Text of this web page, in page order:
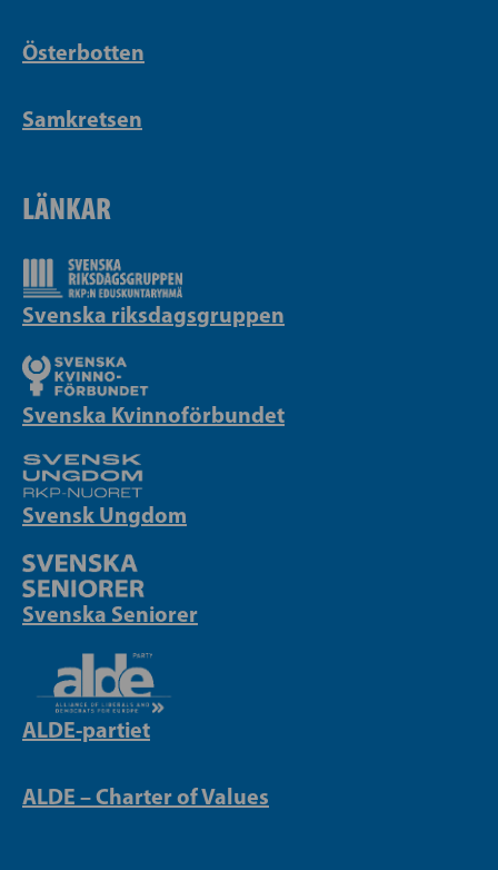
Österbotten
Samkretsen
LÄNKAR
Svenska riksdagsgruppen
Svenska Kvinnoförbundet
Svensk Ungdom
Svenska Seniorer
ALDE-partiet
ALDE – Charter of Values